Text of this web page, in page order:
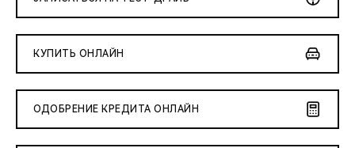
КУПИТЬ ОНЛАЙН
ОДОБРЕНИЕ КРЕДИТА ОНЛАЙН